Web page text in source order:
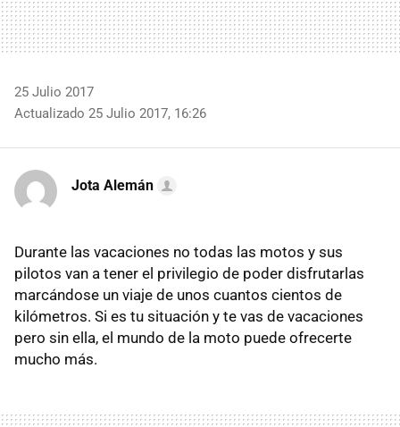
25 Julio 2017
Actualizado 25 Julio 2017, 16:26
Jota Alemán
Durante las vacaciones no todas las motos y sus
pilotos van a tener el privilegio de poder disfrutarlas
marcándose un viaje de unos cuantos cientos de
kilómetros. Si es tu situación y te vas de vacaciones
pero sin ella, el mundo de la moto puede ofrecerte
mucho más.